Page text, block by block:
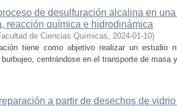
de desulfuración alcalina en
reacción química e hidrodinámica
de Ciencias Químicas, 2024-01-10)
tiene como objetivo realizar un estudio
centrándose en el transporte de
a partir de desechos de